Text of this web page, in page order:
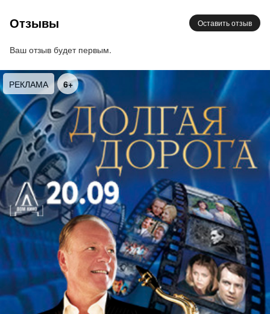
танго от Астора Пьяццоллы и Карлоса Гарделя Por
una Cabeza, под которое танцевал сам Аль
женщины». Также этим вечером мы услышим
романтические саундтреки из таких всеми
любимых фильмов как «Ромео и Джульетта»,
«Завтрак у Тиффани» и т. д.. Это будет вечер, о
котором захочется рассказывать и долго
вспоминать!
Ярким украшением концерта станут страстные
танцевальные номера танго от
профессиональных танцоров, призёров
международных конкурсов. Но это ещё не всё!
Перед концертом, для купивших билеты с
экскурсией, экскурсовод проведёт увлекательную
экскурсию по изысканным залам великолепного
дворца князя Владимира, красота которых может
сравниться с залами самого Эрмитажа.
Скрупулёзно выдержанный архитектурный декор
придают дворцу необыкновенное величие и
Отзывы Оставить отзыв
Ваш отзыв будет первым.
6+ РЕКЛАМА